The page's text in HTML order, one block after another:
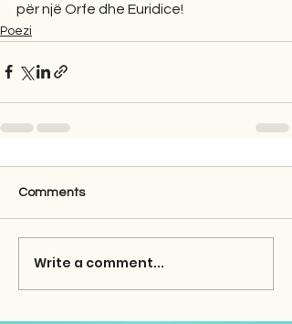
për një Orfe dhe Euridice!
Poezi
Comments
Write a comment...